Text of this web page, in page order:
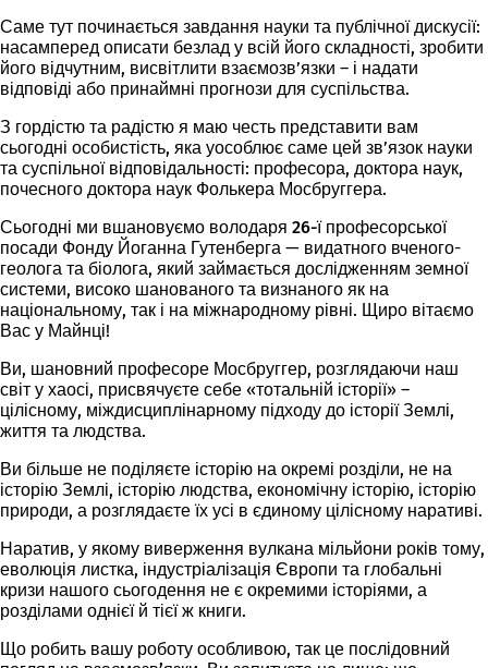
Саме тут починається завдання науки та публічної дискусії:
насамперед описати безлад у всій його складності, зробити
його відчутним, висвітлити взаємозв’язки – і надати
відповіді або принаймні прогнози для суспільства.
З гордістю та радістю я маю честь представити вам
сьогодні особистість, яка уособлює саме цей зв’язок науки
та суспільної відповідальності: професора, доктора наук,
почесного доктора наук Фолькера Мосбруггера.
Сьогодні ми вшановуємо володаря 26-ї професорської
посади Фонду Йоганна Гутенберга — видатного вченого-
геолога та біолога, який займається дослідженням земної
системи, високо шанованого та визнаного як на
національному, так і на міжнародному рівні. Щиро вітаємо
Вас у Майнці!
Ви, шановний професоре Мосбруггер, розглядаючи наш
світ у хаосі, присвячуєте себе «тотальній історії» –
цілісному, міждисциплінарному підходу до історії Землі,
життя та людства.
Ви більше не поділяєте історію на окремі розділи, не на
історію Землі, історію людства, економічну історію, історію
природи, а розглядаєте їх усі в єдиному цілісному наративі.
Наратив, у якому виверження вулкана мільйони років тому,
еволюція листка, індустріалізація Європи та глобальні
кризи нашого сьогодення не є окремими історіями, а
розділами однієї й тієї ж книги.
Що робить вашу роботу особливою, так це послідовний